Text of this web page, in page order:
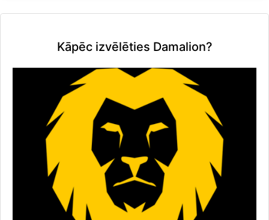
Kāpēc izvēlēties Damalion?